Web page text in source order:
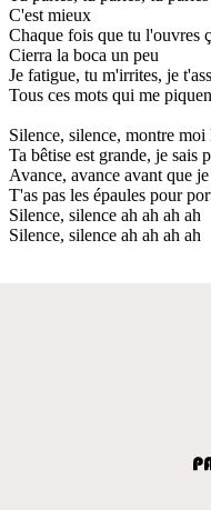
C'est mieux
Chaque fois que tu l'ouvres
Cierra la boca un peu
Je fatigue, tu m'irrites, je
Tous ces mots qui me
Silence, silence, montre moi
Ta bêtise est grande, je sais
Avance, avance avant que
T'as pas les épaules pour
Silence, silence ah ah ah ah
Silence, silence ah ah ah ah